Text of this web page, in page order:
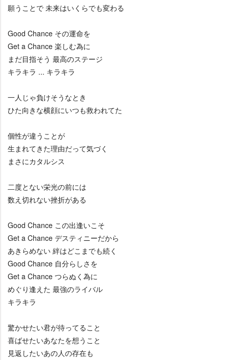
願うことで 未来はいくらでも変わる
Good Chance その運命を
Get a Chance 楽しむ為に
まだ目指そう 最高のステージ
キラキラ ... キラキラ
一人じゃ負けそうなとき
ひた向きな横顔にいつも救われてた
個性が違うことが
生まれてきた理由だって気づく
まさにカタルシス
二度とない栄光の前には
数え切れない挫折がある
Good Chance この出逢いこそ
Get a Chance デスティニーだから
あきらめない 絆はどこまでも続く
Good Chance 自分らしさを
Get a Chance つらぬく為に
めぐり逢えた 最強のライバル
キラキラ
驚かせたい君が待ってること
喜ばせたいあなたを想うこと
見返したいあの人の存在も